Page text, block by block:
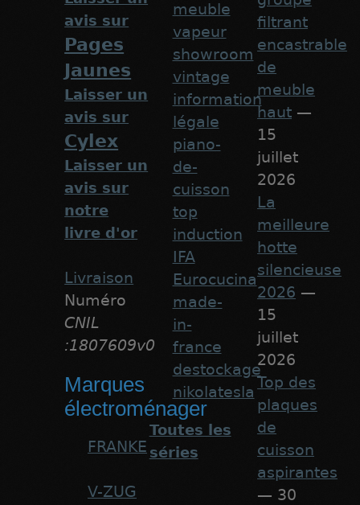
avis sur
Pages
Jaunes
Laisser un
avis sur
Cylex
Laisser un
avis sur
notre
livre d'or
Livraison
Numéro
CNIL
:1807609v0
Marques
électroménager
FRANKE
V-ZUG
meuble
vapeur
showroom
vintage
information
légale
piano-
de-
cuisson
top
induction
IFA
Eurocucina
made-
in-
france
destockage
nikolatesla
Toutes les
séries
filtrant
encastrable
de
meuble
haut —
15
juillet
2026
La
meilleure
hotte
silencieuse
2026 —
15
juillet
2026
Top des
plaques
de
cuisson
aspirantes
— 30